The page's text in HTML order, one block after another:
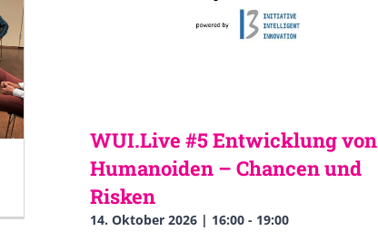
WUI.Live #5 Entwicklung von
Humanoiden – Chancen und
Risken
14. Oktober 2026 | 16:00- 19:00